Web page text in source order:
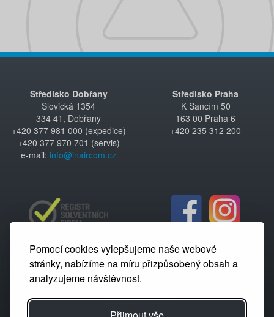
Pomocí cookies vylepšujeme naše webové
stránky, nabízíme na míru přizpůsobený obsah a
analyzujeme návštěvnost.
Středisko Dobřany
Šlovická 1354
334 41, Dobřany
+420 377 981 000 (expedice)
+420 377 970 701 (servis)
e-mail: info@inaircom.cz
Středisko Praha
K Šancím 50
163 00 Praha 6
+420 235 312 200
Partnerský portál